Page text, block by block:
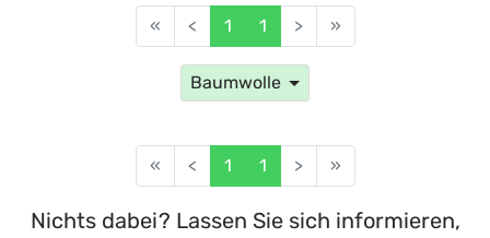
« < 1 1 > »
Baumwolle
« < 1 1 > »
Nichts dabei? Lassen Sie sich informieren,